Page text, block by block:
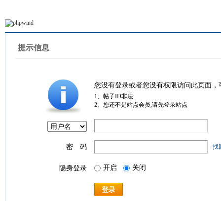
提示信息
您没有登录或者您没有权限访问此页面
1、帖子ID非法
2、您还不是站点会员,请先登录站点
密 码 找
隐身登录 开启 关闭
登录